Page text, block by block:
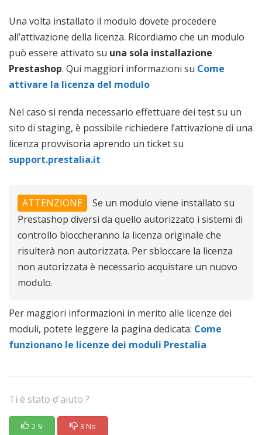
Una volta installato il modulo dovete procedere
all’attivazione della licenza. Ricordiamo che un modulo
può essere attivato su una sola installazione
Prestashop. Qui maggiori informazioni su Come
attivare la licenza del modulo
Nel caso si renda necessario effettuare dei test su un
sito di staging, è possibile richiedere l’attivazione di una
licenza provvisoria aprendo un ticket su
support.prestalia.it
ATTENZIONE
Se un modulo viene installato su
Prestashop diversi da quello autorizzato i sistemi di
controllo bloccheranno la licenza originale che
risulterà non autorizzata. Per sbloccare la licenza
non autorizzata è necessario acquistare un nuovo
modulo.
Per maggiori informazioni in merito alle licenze dei
moduli, potete leggere la pagina dedicata: Come
funzionano le licenze dei moduli Prestalia
Ti è stato d'aiuto ?
2 Si 3 No